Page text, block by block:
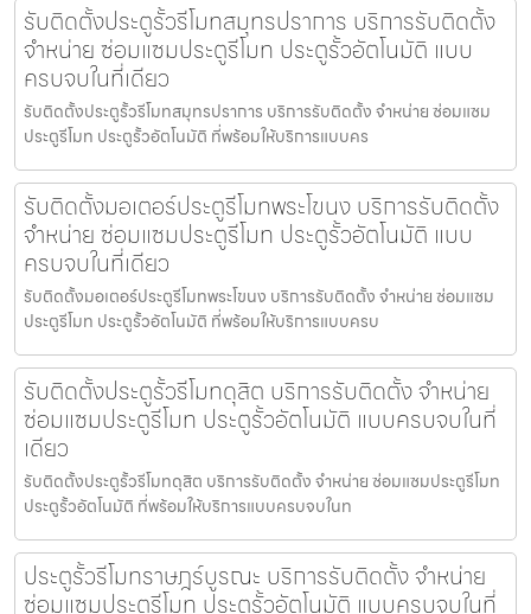
รับติดตั้งประตูรั้วรีโมทสมุทรปราการ บริการรับติดตั้ง
จำหน่าย ซ่อมแซมประตูรีโมท ประตูรั้วอัตโนมัติ แบบ
ครบจบในที่เดียว
รับติดตั้งประตูรั้วรีโมทสมุทรปราการ บริการรับติดตั้ง จำหน่าย ซ่อมแซม
ประตูรีโมท ประตูรั้วอัตโนมัติ ที่พร้อมให้บริการแบบคร
รับติดตั้งมอเตอร์ประตูรีโมทพระโขนง บริการรับติดตั้ง
จำหน่าย ซ่อมแซมประตูรีโมท ประตูรั้วอัตโนมัติ แบบ
ครบจบในที่เดียว
รับติดตั้งมอเตอร์ประตูรีโมทพระโขนง บริการรับติดตั้ง จำหน่าย ซ่อมแซม
ประตูรีโมท ประตูรั้วอัตโนมัติ ที่พร้อมให้บริการแบบครบ
รับติดตั้งประตูรั้วรีโมทดุสิต บริการรับติดตั้ง จำหน่าย
ซ่อมแซมประตูรีโมท ประตูรั้วอัตโนมัติ แบบครบจบในที่
เดียว
รับติดตั้งประตูรั้วรีโมทดุสิต บริการรับติดตั้ง จำหน่าย ซ่อมแซมประตูรีโมท
ประตูรั้วอัตโนมัติ ที่พร้อมให้บริการแบบครบจบในท
ประตูรั้วรีโมทราษฎร์บูรณะ บริการรับติดตั้ง จำหน่าย
ซ่อมแซมประตูรีโมท ประตูรั้วอัตโนมัติ แบบครบจบในที่